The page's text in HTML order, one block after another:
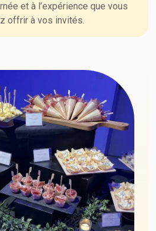
et à l’expérience que vous
offrir à vos invités.